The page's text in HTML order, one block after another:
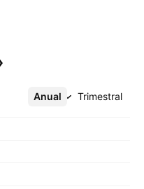
Anual Trimestral
Mais